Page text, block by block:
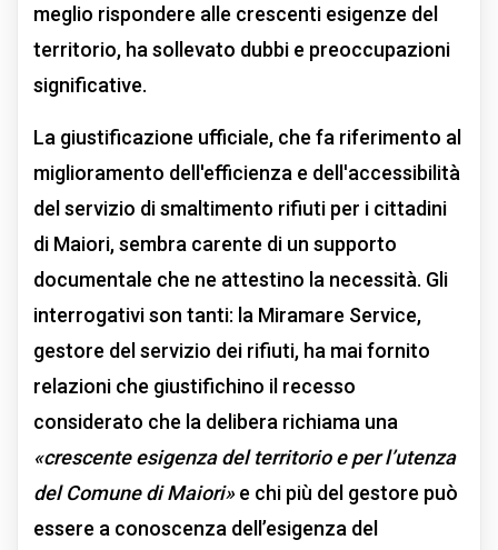
meglio rispondere alle crescenti esigenze del
territorio, ha sollevato dubbi e preoccupazioni
significative.
La giustificazione ufficiale, che fa riferimento al
miglioramento dell'efficienza e dell'accessibilità
del servizio di smaltimento rifiuti per i cittadini
di Maiori, sembra carente di un supporto
documentale che ne attestino la necessità. Gli
interrogativi son tanti: la Miramare Service,
gestore del servizio dei rifiuti, ha mai fornito
relazioni che giustifichino il recesso
considerato che la delibera richiama una
«crescente esigenza del territorio e per l’utenza
del Comune di Maiori»e chi più del gestore può
essere a conoscenza dell’esigenza del